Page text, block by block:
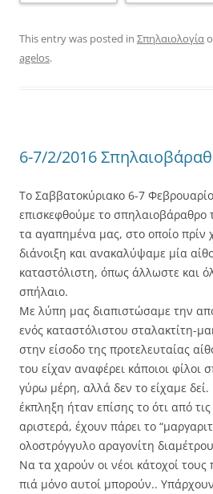
This entry was posted in Σπηλαιολογία
agelos.
6-7/2/2016
Το Σαββατοκύριακο 6-7
επισκεφθούμε το σπηλαιοβάραθρο
τα αγαπημένα μας, στο οποίο πρίν
διάνοιξη και ανακαλύψαμε μία
καταστόλιστη, όπως άλλωστε και
σπήλαιο.
Με λύπη μας διαπιστώσαμε την
ενός καταστόλιστου σταλακτίτη-
στην είσοδο της προτελευταίας
του είχαν αναφέρει κάποιοι φίλοι
γύρω μέρη, αλλά δεν το είχαμε
έκπληξη ήταν επίσης το ότι από
αριστερά, έχουν πάρει το
ολοστρόγγυλο αραγονίτη
Να τα χαρούν οι νέοι κάτοχοί
πιά μόνο αυτοί μπορούν..